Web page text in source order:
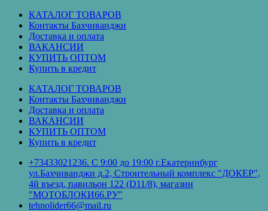
Перейти
содержимому
КАТАЛОГ ТОВАРОВ
Контакты Бахчиванджи
Доставка и оплата
ВАКАНСИИ
КУПИТЬ ОПТОМ
Купить в кредит
КАТАЛОГ ТОВАРОВ
Контакты Бахчиванджи
Доставка и оплата
ВАКАНСИИ
КУПИТЬ ОПТОМ
Купить в кредит
+73433021236. С 9:00 до 19:00 г.Екатеринбург
ул.Бахчиванджи д.2, Строительный комплекс "ДОКЕР",
4й въезд, павильон 122 (D11/8), магазин
"МОТОБЛОКИ66.РУ"
tehnolider66@mail.ru